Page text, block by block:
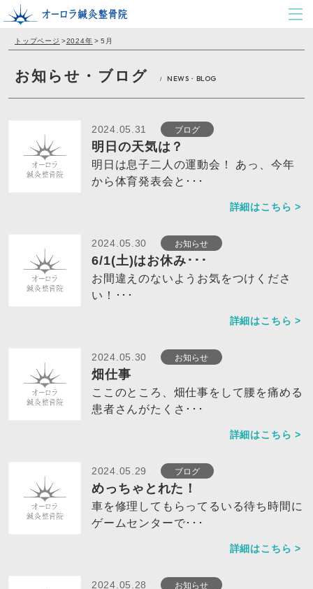
トップページ >2024年 > 5月
お知らせ・ブログ / NEWS・BLOG
2024.05.31 ブログ
明日の天気は？
明日は息子二人の運動会！ あっ、今年
から体育発表会と･･･
詳細はこちら >
2024.05.30 お知らせ
6/1(土)はお休み･･･
お間違えのないようお気をつけくださ
い！･･･
詳細はこちら >
2024.05.30 お知らせ
畑仕事
ここのところ、畑仕事をして腰を痛める
患者さんがたくさ･･･
詳細はこちら >
2024.05.29 ブログ
めっちゃとれた！
車を修理してもらってるいる待ち時間に
ゲームセンターで･･･
詳細はこちら >
2024.05.28 お知らせ